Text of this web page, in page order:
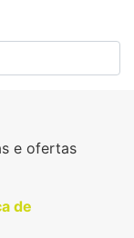
e ofertas
de